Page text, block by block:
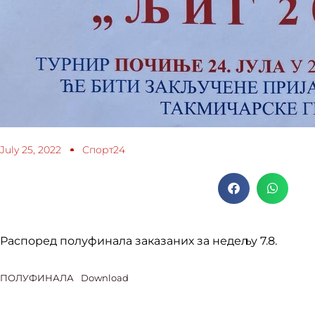
July 25, 2022 Спорт24
Распоред полуфинала заказаних за недељу 7.8.
ПОЛУФИНАЛА Download